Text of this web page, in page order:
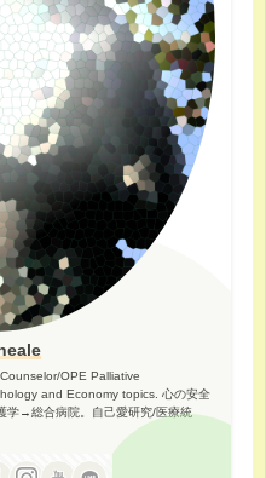
OPE Palliative
and Economy topics. 心の安全
学→総合病院。自己愛研究/医療統